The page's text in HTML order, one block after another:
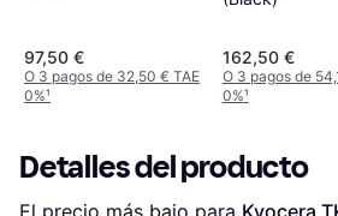
97,50 €
O 3 pagos de 32,50 € TAE
0%¹
162,50 €
O 3 pagos de
0%¹
Detalles del producto